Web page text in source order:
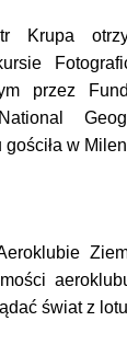
Krupa
przez
w
świat z